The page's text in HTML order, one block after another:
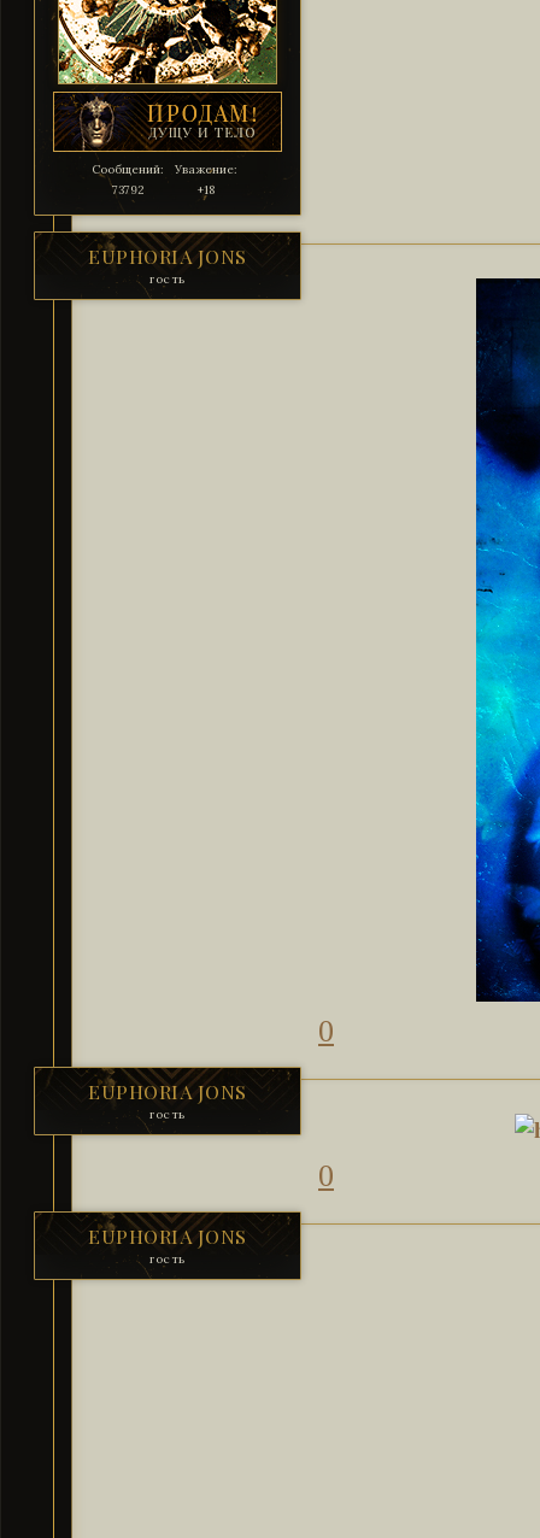
Сообщений:
73792
Уважение:
+18
EUPHORIA JONS
гость
0
EUPHORIA JONS
гость
0
EUPHORIA JONS
гость